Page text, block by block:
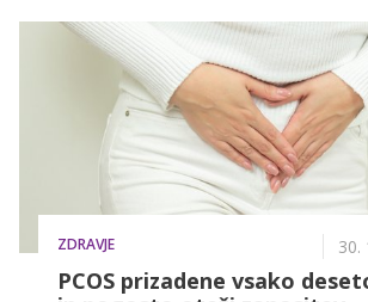
lase brez škode in kaj narediti, če se
pojasnjuje priznani slovenski frizer
ZDRAVJE 30.
PCOS prizadene vsako